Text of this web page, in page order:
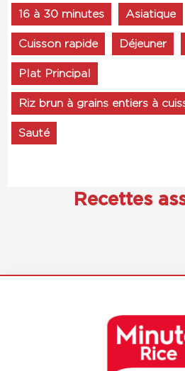
16 à 30 minutes Asiatique
Cuisson rapide Déjeuner
Plat Principal
Riz brun à grains entiers à
Sauté
Recettes